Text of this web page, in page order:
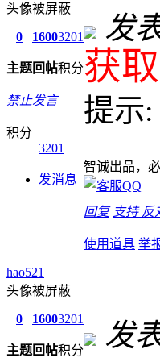
头像被屏蔽
0
主题
1600
回帖
3201
积分
禁止发言
积分
3201
发消息
发
获
提示:
智诚出品，必
回复 支持 反
使用道具 举
hao521
头像被屏蔽
0
主题
1600
回帖
3201
积分
发